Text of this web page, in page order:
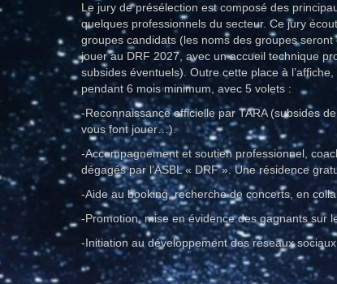
Le jury de présélection est composé des
quelques professionnels du secteur. Ce jury
groupes candidats (les noms des groupes
jouer au DRF 2027, avec un accueil technique
subsides éventuels). Outre cette place à
pendant 6 mois minimum, avec 5 volets :
-Reconnaissance officielle par TARA (subsides
vous font jouer…).
-Accompagnement et soutien professionnel,
dégagés par l’ASBL « DRF ». Une résidence
-Aide au booking, recherche de concerts, en
-Promotion, mise en évidence des gagnants sur
-Initiation au développement des réseaux